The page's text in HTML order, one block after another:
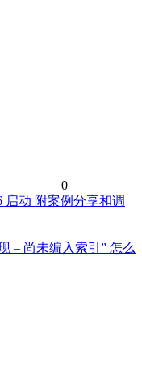
0
– 尚未编入索引” 怎么